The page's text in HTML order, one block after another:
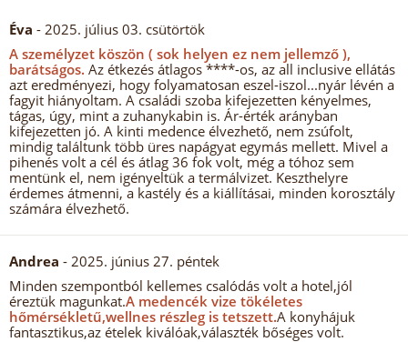
Éva - 2025. július 03. csütörtök
A személyzet köszön ( sok helyen ez nem jellemző ),
barátságos. Az étkezés átlagos ****-os, az all inclusive ellátás
azt eredményezi, hogy folyamatosan eszel-iszol...nyár lévén a
fagyit hiányoltam. A családi szoba kifejezetten kényelmes,
tágas, úgy, mint a zuhanykabin is. Ár-érték arányban
kifejezetten jó. A kinti medence élvezhető, nem zsúfolt,
mindig találtunk több üres napágyat egymás mellett. Mivel a
pihenés volt a cél és átlag 36 fok volt, még a tóhoz sem
mentünk el, nem igényeltük a termálvizet. Keszthelyre
érdemes átmenni, a kastély és a kiállításai, minden korosztály
számára élvezhető.
Andrea - 2025. június 27. péntek
Minden szempontból kellemes csalódás volt a hotel,jól
éreztük magunkat.A medencék vize tökéletes
hőmérsékletű,wellnes részleg is tetszett.A konyhájuk
fantasztikus,az ételek kiválóak,választék bőséges volt.